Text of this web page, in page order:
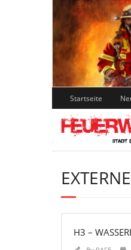
Skip
to
content
Startseite
H3 –